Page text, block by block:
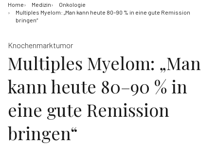
Home Medizin
Onkologie
Multiples Myelom: „Man kann heute 80–90 % in eine gute Remission
bringen“
Knochenmarktumor
Multiples Myelom: „Man
kann heute 80–90 % in
eine gute Remission
bringen“